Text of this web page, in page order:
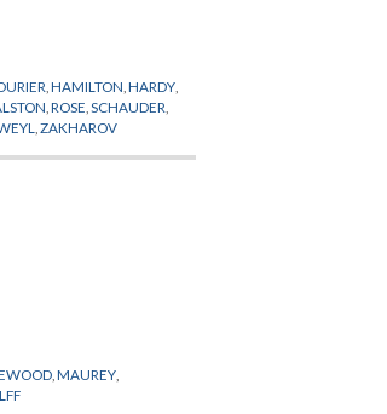
,HAMILTON ,HARDY
,ROSE ,SCHAUDER
,ZAKHAROV
,MAUREY